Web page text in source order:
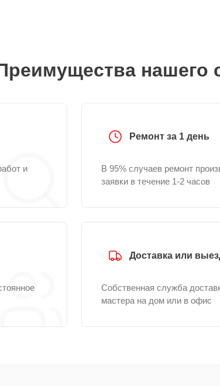
нашего
и
Ремонт за 1 день
В 95% случаев ремонт
заявки в течение 1-2 часов
Доставка или
Собственная служба
мастера на дом или в офис